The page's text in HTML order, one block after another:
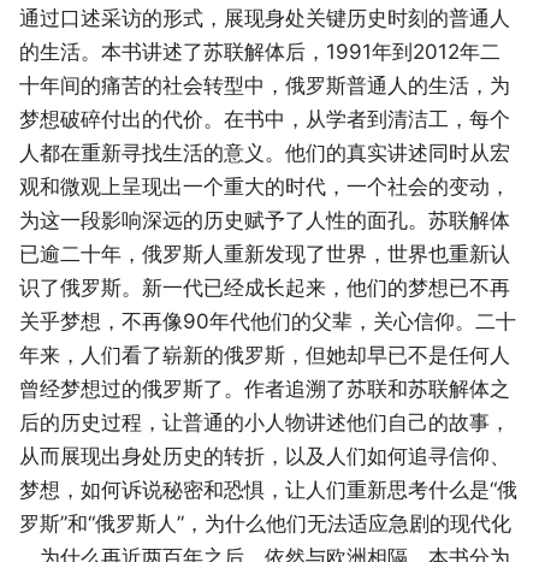
通过口述采访的形式，展现身处关键历史时刻的普通人
的生活。本书讲述了苏联解体后，1991年到2012年二
十年间的痛苦的社会转型中，俄罗斯普通人的生活，为
梦想破碎付出的代价。在书中，从学者到清洁工，每个
人都在重新寻找生活的意义。他们的真实讲述同时从宏
观和微观上呈现出一个重大的时代，一个社会的变动，
为这一段影响深远的历史赋予了人性的面孔。苏联解体
已逾二十年，俄罗斯人重新发现了世界，世界也重新认
识了俄罗斯。新一代已经成长起来，他们的梦想已不再
关乎梦想，不再像90年代他们的父辈，关心信仰。二十
年来，人们看了崭新的俄罗斯，但她却早已不是任何人
曾经梦想过的俄罗斯了。作者追溯了苏联和苏联解体之
后的历史过程，让普通的小人物讲述他们自己的故事，
从而展现出身处历史的转折，以及人们如何追寻信仰、
梦想，如何诉说秘密和恐惧，让人们重新思考什么是“俄
罗斯”和“俄罗斯人”，为什么他们无法适应急剧的现代化
，为什么再近两百年之后，依然与欧洲相隔。本书分为